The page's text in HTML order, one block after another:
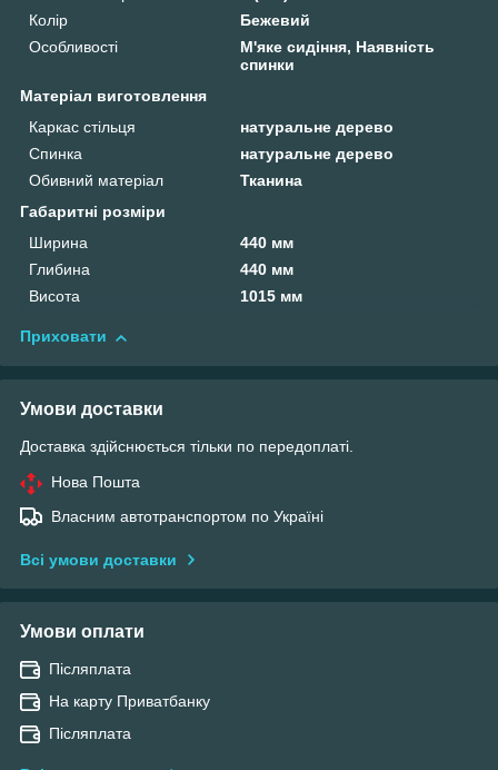
Колір
Бежевий
Особливості
М'яке сидіння, Наявність
спинки
Матеріал виготовлення
Каркас стільця
натуральне дерево
Спинка
натуральне дерево
Обивний матеріал
Тканина
Габаритні розміри
Ширина
440 мм
Глибина
440 мм
Висота
1015 мм
Приховати
Умови доставки
Доставка здійснюється тільки по передоплаті.
Нова Пошта
Власним автотранспортом по Україні
Всі умови доставки
Умови оплати
Післяплата
На карту Приватбанку
Післяплата